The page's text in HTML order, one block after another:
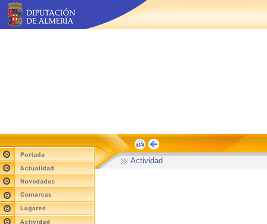
Actividad